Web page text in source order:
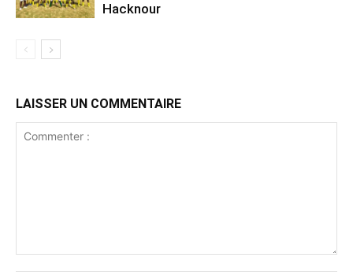
Hacknour
LAISSER UN COMMENTAIRE